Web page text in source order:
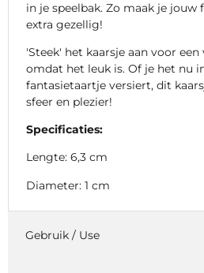
in je speelbak. Zo maak je jouw
extra gezellig!
'Steek' het kaarsje aan voor
omdat het leuk is. Of je het nu
fantasietaartje versiert, dit
sfeer en plezier!
Specificaties:
Lengte: 6,3 cm
Diameter: 1 cm
Gebruik / Use